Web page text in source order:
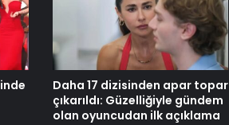
Daha 17 dizisinden apar topar
çıkarıldı: Güzelliğiyle gündem
olan oyuncudan ilk açıklama